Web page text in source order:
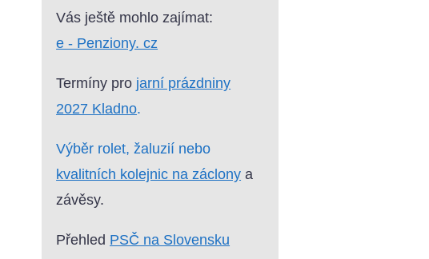
Vás ještě mohlo zajímat:
e - Penziony. cz
Termíny pro jarní prázdniny
2027 Kladno.
Výběr rolet, žaluzií nebo
kvalitních kolejnic na záclony a
závěsy.
Přehled PSČ na Slovensku